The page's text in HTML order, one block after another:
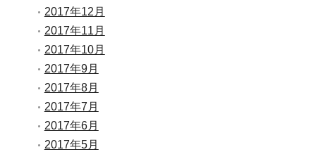
2017年12月
2017年11月
2017年10月
2017年9月
2017年8月
2017年7月
2017年6月
2017年5月